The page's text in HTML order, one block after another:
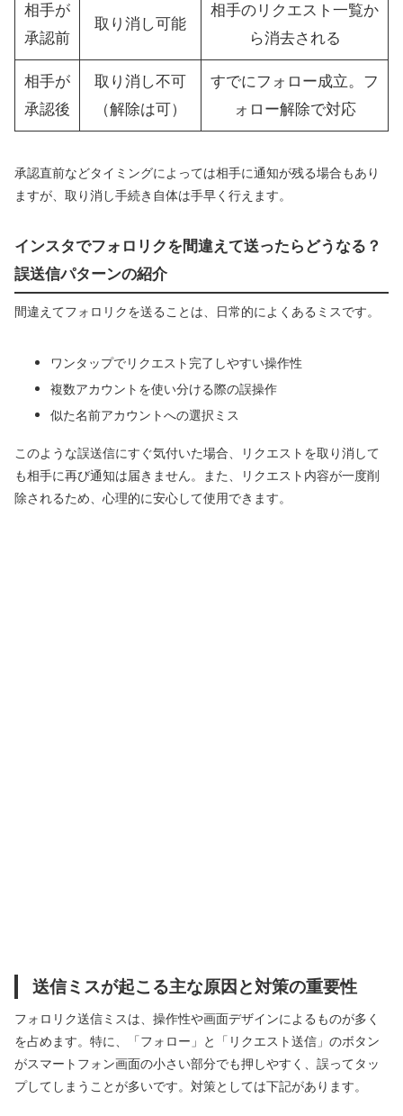
相手が
承認前
取り消し可能
相手のリクエスト一覧か
ら消去される
相手が
承認後
取り消し不可
（解除は可）
すでにフォロー成立。フ
ォロー解除で対応
承認直前などタイミングによっては相手に通知が残る場合もあり
ますが、取り消し手続き自体は手早く行えます。
インスタでフォロリクを間違えて送ったらどうなる？
誤送信パターンの紹介
間違えてフォロリクを送ることは、日常的によくあるミスです。
ワンタップでリクエスト完了しやすい操作性
複数アカウントを使い分ける際の誤操作
似た名前アカウントへの選択ミス
このような誤送信にすぐ気付いた場合、リクエストを取り消して
も相手に再び通知は届きません。また、リクエスト内容が一度削
除されるため、心理的に安心して使用できます。
送信ミスが起こる主な原因と対策の重要性
フォロリク送信ミスは、操作性や画面デザインによるものが多く
を占めます。特に、「フォロー」と「リクエスト送信」のボタン
がスマートフォン画面の小さい部分でも押しやすく、誤ってタッ
プしてしまうことが多いです。対策としては下記があります。